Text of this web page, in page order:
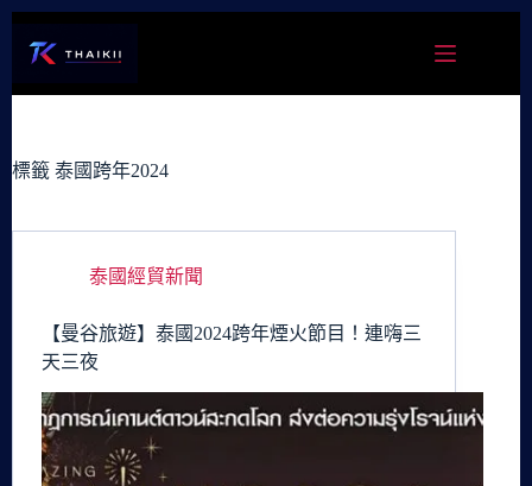
容
標籤 泰國跨年2024
泰國經貿新聞
【曼谷旅遊】泰國2024跨年煙火節目！連嗨三
天三夜